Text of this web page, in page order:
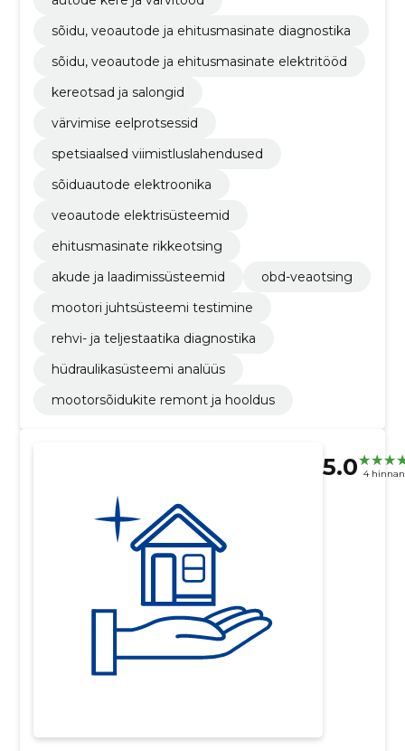
sõidu, veoautode ja ehitusmasinate diagnostika
sõidu, veoautode ja ehitusmasinate elektritööd
kereotsad ja salongid
värvimise eelprotsessid
spetsiaalsed viimistluslahendused
sõiduautode elektroonika
veoautode elektrisüsteemid
ehitusmasinate rikkeotsing
akude ja laadimissüsteemid
obd-veaotsing
mootori juhtsüsteemi testimine
rehvi- ja teljestaatika diagnostika
hüdraulikasüsteemi analüüs
mootorsõidukite remont ja hooldus
5.0 4